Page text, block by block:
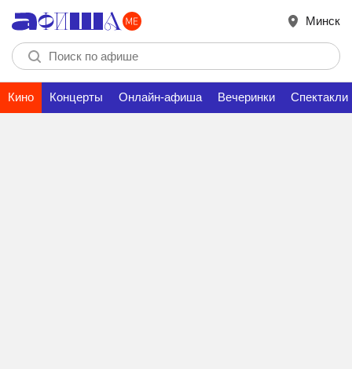
Минск
Кино Концерты Онлайн-афиша Вечеринки Спектакли